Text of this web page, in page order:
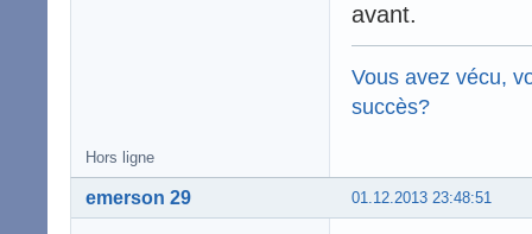
avant.
Vous avez vécu,
succès?
Hors ligne
01.12.2013 23:48:51
emerson 29